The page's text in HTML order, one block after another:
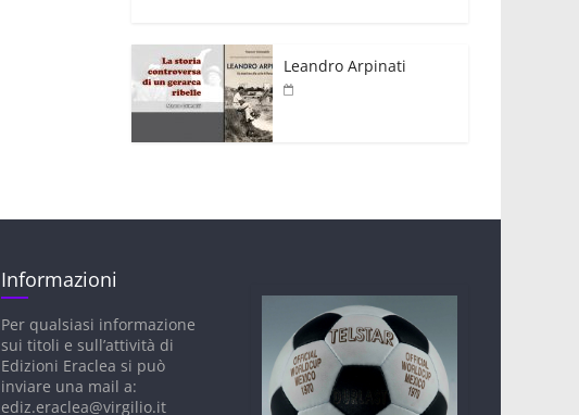
Leandro Arpinati
Informazioni
Per qualsiasi informazione
sui titoli e sull’attività di
Edizioni Eraclea si può
inviare una mail a:
ediz.eraclea@virgilio.it